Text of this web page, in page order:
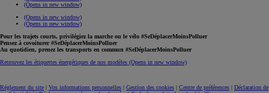
(Opens in new window)
(Opens in new window)
(Opens in new window)
Pour les trajets courts, privilégiez la marche ou le vélo #SeDéplacerMoinsPolluer
Pensez à covoiturer #SeDéplacerMoinsPolluer
Au quotidien, prenez les transports en commun #SeDéplacerMoinsPolluer
Retrouvez les étiquettes énergétiques de nos modèles (Opens in new window)
Réglement du site | Vos informations personnelles | Gestion des cookies | Centre de préférences | Déclaration de